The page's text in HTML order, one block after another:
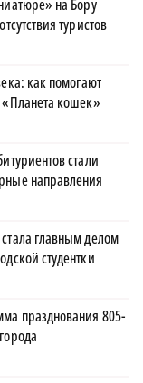
на Бору
туристов
как помогают
кошек»
стали
направления
главным делом
студентки
празднования 805-